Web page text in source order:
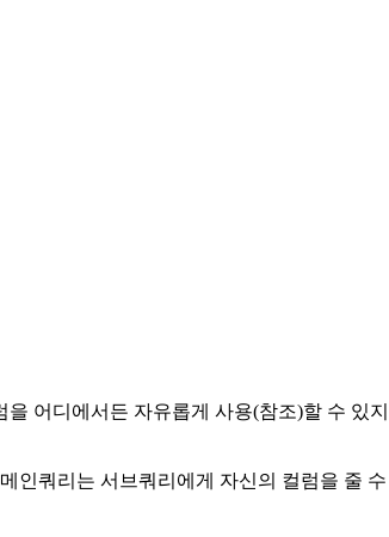
어디에서든 자유롭게 사용(참조)할 수 있
메인쿼리는 서브쿼리에게 자신의 컬럼을 줄